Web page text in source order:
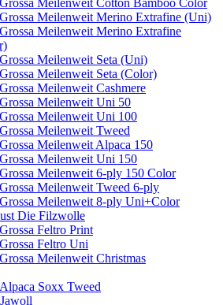
Grossa Meilenweit Cotton Bamboo Color
Meilenweit Merino Extrafine (Uni)
Meilenweit Merino Extrafine
Meilenweit Seta (Uni)
Meilenweit Seta (Color)
Meilenweit Cashmere
Meilenweit Uni 50
Meilenweit Uni 100
Meilenweit Tweed
Meilenweit Alpaca 150
Meilenweit Uni 150
Meilenweit 6-ply 150 Color
Meilenweit Tweed 6-ply
Meilenweit 8-ply Uni+Color
Die Filzwolle
Feltro Print
Feltro Uni
Meilenweit Christmas
Soxx Tweed